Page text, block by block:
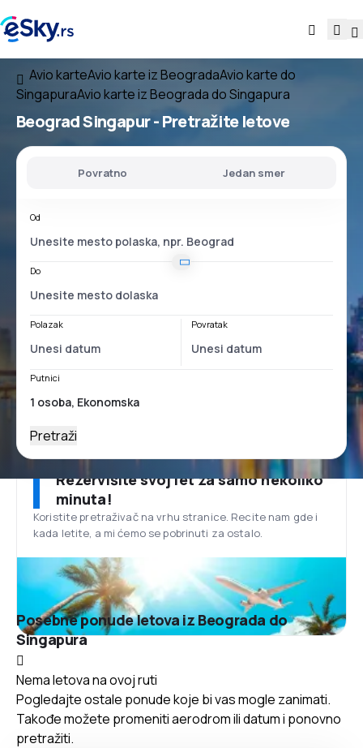
Avio karteAvio karte iz BeogradaAvio karte do
SingapuraAvio karte iz Beograda do Singapura
Beograd Singapur- Pretražite letove
Povratno Jedan smer
Od
Do
Polazak Povratak
Putnici
Pretraži
Rezervišite svoj let za samo nekoliko
minuta!
Koristite pretraživač na vrhu stranice. Recite nam gde i
kada letite, a mi ćemo se pobrinuti za ostalo.
Posebne ponude letova iz Beograda do
Singapura
Nema letova na ovoj ruti
Pogledajte ostale ponude koje bi vas mogle zanimati.
Takođe možete promeniti aerodrom ili datum i ponovno
pretražiti.